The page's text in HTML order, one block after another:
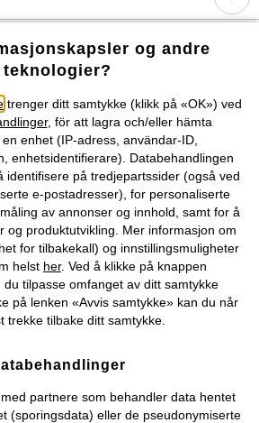
også finne oss på
Cookie-innstillinger
Oss Angre kjøp
©2026 bonprix.
og andre
teknologier?
trenger ditt samtykke (klikk på «OK») ved
, för att lagra och/eller hämta
enhet (IP-adress, användar-ID,
enhetsidentifierare). Databehandlingen
identifisere på tredjepartssider (også ved
e-postadresser), for personaliserte
av annonser og innhold, samt for å
og produktutvikling. Mer informasjon om
for tilbakekall) og innstillingsmuligheter
helst her. Ved å klikke på knappen
tilpasse omfanget av ditt samtykke
på lenken «Avvis samtykke» kan du når
trekke tilbake ditt samtykke.
partnere som behandler data hentet
(sporingsdata) eller de pseudonymiserte